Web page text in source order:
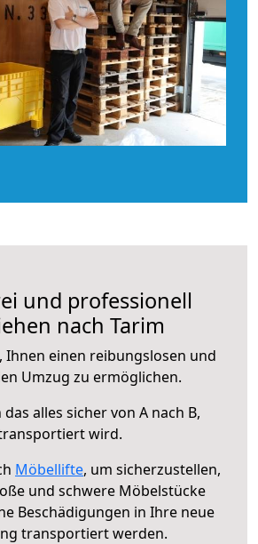
und professionell
nach Tarim
Ihnen einen reibungslosen und
Umzug zu ermöglichen.
alles sicher von A nach B,
wird.
Möbellifte, um sicherzustellen,
und schwere Möbelstücke
Beschädigungen in Ihre neue
transportiert werden.